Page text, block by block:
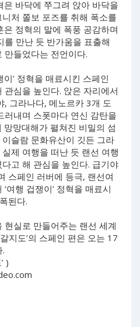
은 바닥에 쭈그려 앉아 바닥을
처 쫄보 포즈를 취해 폭소를
정혁의 말에 폭풍 공감하며
를 만난 듯 반가움을 표출해
만들었다는 전언이다.
’ 정혁을 매료시킨 스페인
심을 높인다. 앉은 자리에서
, 그라나다, 메노르카 3개 도
러내며 스폿마다 연신 감탄을
망대해가 펼쳐진 비밀의 섬
슬람 문화유산이 깃든 그라
제 여행을 떠난 듯 랜선 여행
고 해 관심을 높인다. 급기야
스페인 러버에 등극, 랜선여
여행 겁쟁이’ 정혁을 매료시
된다.
현실로 만들어주는 랜선 세계
지도’의 스페인 편은 오는 17
)